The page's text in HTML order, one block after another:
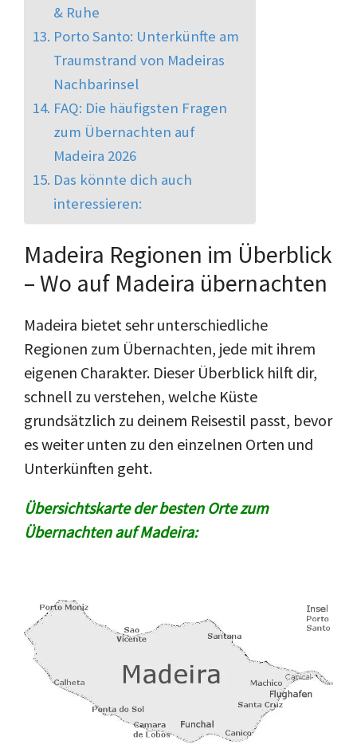
& Ruhe
Porto Santo: Unterkünfte am
Traumstrand von Madeiras
Nachbarinsel
FAQ: Die häufigsten Fragen
zum Übernachten auf
Madeira 2026
Das könnte dich auch
interessieren:
Madeira Regionen im Überblick
– Wo auf Madeira übernachten
Madeira bietet sehr unterschiedliche
Regionen zum Übernachten, jede mit ihrem
eigenen Charakter. Dieser Überblick hilft dir,
schnell zu verstehen, welche Küste
grundsätzlich zu deinem Reisestil passt, bevor
es weiter unten zu den einzelnen Orten und
Unterkünften geht.
Übersichtskarte der besten Orte zum
Übernachten auf Madeira: